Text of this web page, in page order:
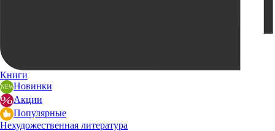
Книги
Новинки
Акции
Популярные
Нехудожественная литература